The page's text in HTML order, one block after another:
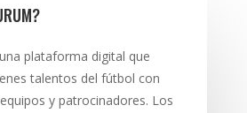
plataforma digital que
talentos del fútbol con
y patrocinadores. Los